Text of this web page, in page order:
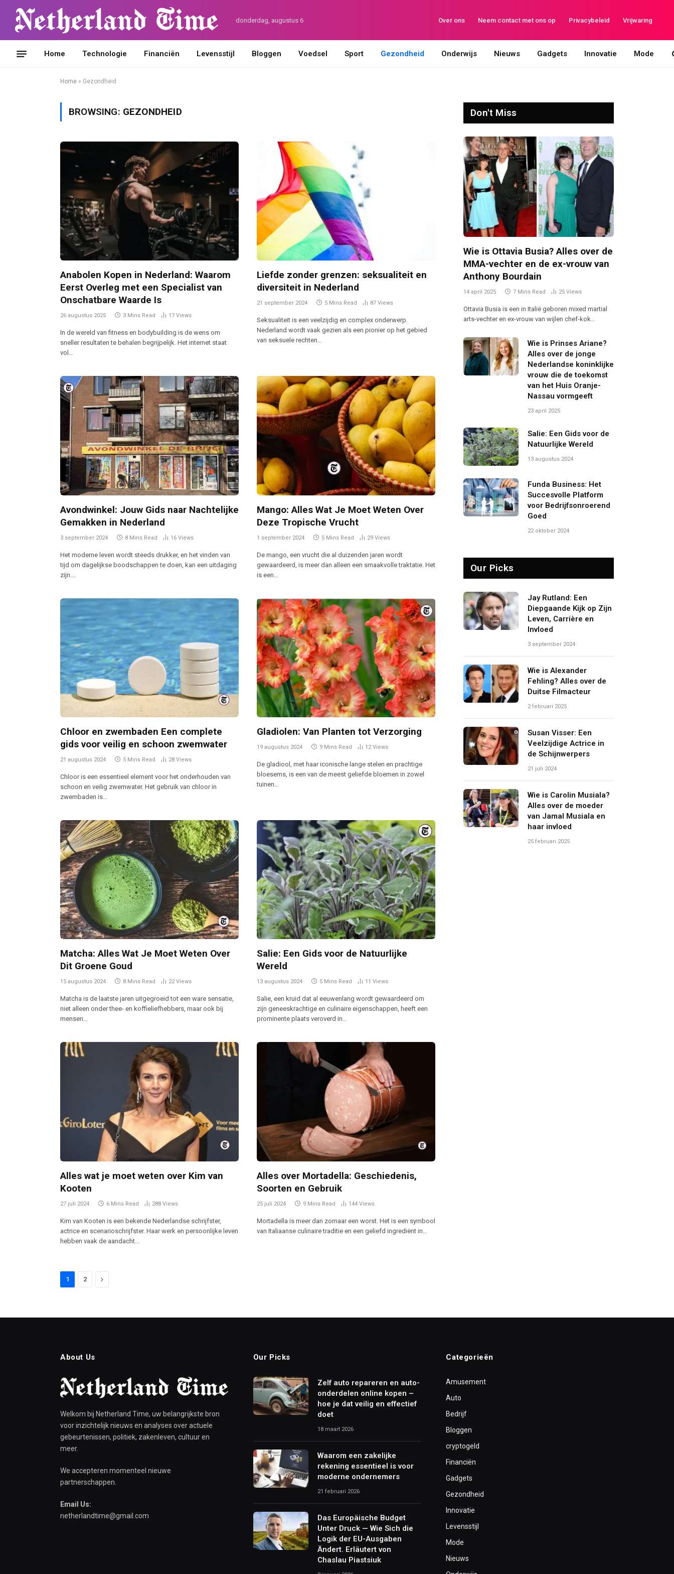
donderdag, augustus 6 Over ons Neem contact met ons op Privacybeleid Vrijwaring
Home Technologie Financiën Levensstijl Bloggen Voedsel Sport Gezondheid Onderwijs Nieuws Gadgets Innovatie Mode
Home » Gezondheid
BROWSING: GEZONDHEID
Anabolen Kopen in Nederland: Waarom
Eerst Overleg met een Specialist van
Onschatbare Waarde Is
26 augustus 2025 3 Mins Read 17 Views
In de wereld van fitness en bodybuilding is de wens om
sneller resultaten te behalen begrijpelijk. Het internet staat
vol…
Liefde zonder grenzen: seksualiteit en
diversiteit in Nederland
21 september 2024 5 Mins Read 87 Views
Seksualiteit is een veelzijdig en complex onderwerp.
Nederland wordt vaak gezien als een pionier op het gebied
van seksuele rechten…
Avondwinkel: Jouw Gids naar Nachtelijke
Gemakken in Nederland
3 september 2024 8 Mins Read 16 Views
Het moderne leven wordt steeds drukker, en het vinden van
tijd om dagelijkse boodschappen te doen, kan een uitdaging
zijn.…
Mango: Alles Wat Je Moet Weten Over
Deze Tropische Vrucht
1 september 2024 5 Mins Read 29 Views
De mango, een vrucht die al duizenden jaren wordt
gewaardeerd, is meer dan alleen een smaakvolle traktatie. Het
is een…
Chloor en zwembaden Een complete
gids voor veilig en schoon zwemwater
21 augustus 2024 5 Mins Read 28 Views
Chloor is een essentieel element voor het onderhouden van
schoon en veilig zwemwater. Het gebruik van chloor in
zwembaden is…
Gladiolen: Van Planten tot Verzorging
19 augustus 2024 9 Mins Read 12Views
De gladiool, met haar iconische lange stelen en prachtige
bloesems, is een van de meest geliefde bloemen in zowel
tuinen…
Matcha: Alles Wat Je Moet Weten Over
Dit Groene Goud
15 augustus 2024 8 Mins Read 22Views
Matcha is de laatste jaren uitgegroeid tot een ware sensatie,
niet alleen onder thee- en koffieliefhebbers, maar ook bij
mensen…
Salie: Een Gids voor de Natuurlijke
Wereld
13 augustus 2024 5 Mins Read 11 Views
Salie, een kruid dat al eeuwenlang wordt gewaardeerd om
zijn geneeskrachtige en culinaire eigenschappen, heeft een
prominente plaats veroverd in…
Alles wat je moet weten over Kim van
Kooten
27 juli 2024 6 Mins Read 288 Views
Kim van Kooten is een bekende Nederlandse schrijfster,
actrice en scenarioschrijfster. Haar werk en persoonlijke leven
hebben vaak de aandacht…
Alles over Mortadella: Geschiedenis,
Soorten en Gebruik
25 juli 2024 9 Mins Read 144 Views
Mortadella is meer dan zomaar een worst. Het is een symbool
van Italiaanse culinaire traditie en een geliefd ingrediënt in…
1 2 Next
Don't Miss
Wie is Ottavia Busia? Alles over de
MMA-vechter en de ex-vrouw van
Anthony Bourdain
14 april 2025 7 Mins Read 25 Views
Ottavia Busia is een in Italië geboren mixed martial
arts-vechter en ex-vrouw van wijlen chef-kok…
Wie is Prinses Ariane?
Alles over de jonge
Nederlandse koninklijke
vrouw die de toekomst
van het Huis Oranje-
Nassau vormgeeft
23 april 2025
Salie: Een Gids voor de
Natuurlijke Wereld
13 augustus 2024
Funda Business: Het
Succesvolle Platform
voor Bedrijfsonroerend
Goed
22 oktober 2024
Our Picks
Jay Rutland: Een
Diepgaande Kijk op Zijn
Leven, Carrière en
Invloed
3 september 2024
Wie is Alexander
Fehling? Alles over de
Duitse Filmacteur
2 februari 2025
Susan Visser: Een
Veelzijdige Actrice in
de Schijnwerpers
21 juli 2024
Wie is Carolin Musiala?
Alles over de moeder
van Jamal Musiala en
haar invloed
25 februari 2025
About Us
Welkom bij Netherland Time, uw belangrijkste bron
voor inzichtelijk nieuws en analyses over actuele
gebeurtenissen, politiek, zakenleven, cultuur en
meer.
We accepteren momenteel nieuwe
partnerschappen.
Email Us:
netherlandtime@gmail.com
Our Picks
Zelf auto repareren en auto-
onderdelen online kopen –
hoe je dat veilig en effectief
doet
18 maart 2026
Waarom een zakelijke
rekening essentieel is voor
moderne ondernemers
21 februari 2026
Das Europäische Budget
Unter Druck — Wie Sich die
Logik der EU-Ausgaben
Ändert. Erläutert von
Chaslau Piastsiuk
Categorieën
Amusement
Auto
Bedrijf
Bloggen
cryptogeld
Financiën
Gadgets
Gezondheid
Innovatie
Levensstijl
Mode
Nieuws